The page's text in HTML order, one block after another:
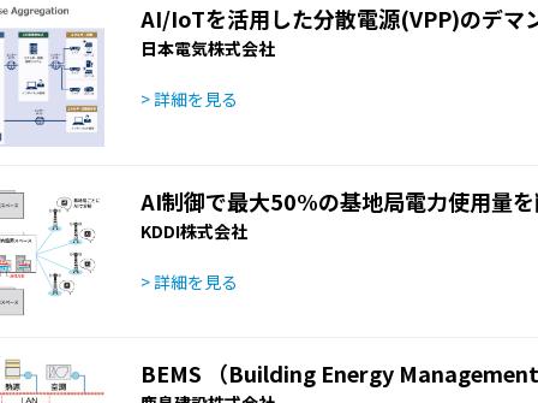
AI/IoTを活用した分散電源(VPP)のデマ
日本電気株式会社
> 詳細を見る
AI制御で最大50%の基地局電力使用量
KDDI株式会社
> 詳細を見る
BEMS （Building Energy Management